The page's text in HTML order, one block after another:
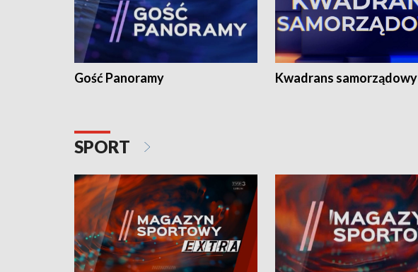
Gość Panoramy Kwadrans samorządowy
SPORT